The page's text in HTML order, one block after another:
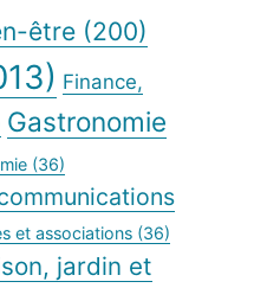
être (200)
Finance,
Gastronomie
(36)
et associations (36)
jardin et